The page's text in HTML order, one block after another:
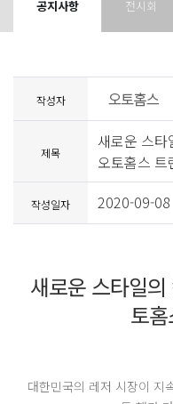
공지사항 전시회
작성자
제목
새로운 스
오토홈스 트
작성일자 2020-09-08
새로운 스타일
토
대한민국의 레저 시장이 지